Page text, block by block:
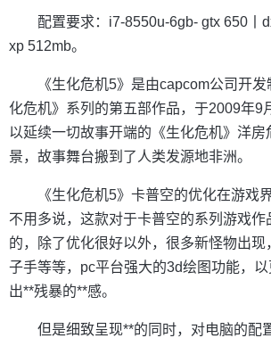
配置要求：i7-8550u-6gb- gtx 650丨
xp 512mb。
《生化危机5》是由capcom公司开
化危机》系列的第五部作品，于2009年9
以延续一切故事开端的《生化危机》洋房
景，故事舞台搬到了人类发源地非洲。
《生化危机5》卡普空的优化在游戏
不用多说，这款对于卡普空的系列游戏作
的，除了优化很好以外，很多新怪物出现
子手等等，pc平台强大的3d绘图功能，
出**残暴的**感。
但是细致呈现**的同时，对电脑的配